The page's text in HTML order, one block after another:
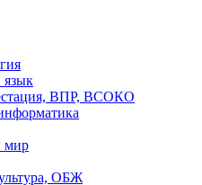
ВПР, ВСОКО
мир
ОБЖ